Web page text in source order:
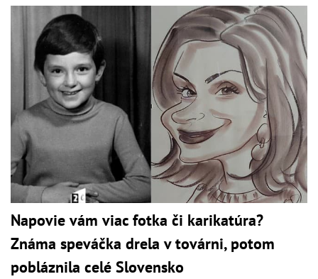
Napovie vám viac fotka či karikatúra?
Známa speváčka drela v továrni, potom
pobláznila celé Slovensko